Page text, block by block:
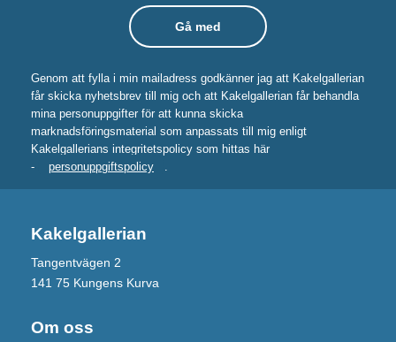
Genom att fylla i min mailadress godkänner jag att Kakelgallerian
får skicka nyhetsbrev till mig och att Kakelgallerian får behandla
mina personuppgifter för att kunna skicka
marknadsföringsmaterial som anpassats till mig enligt
Kakelgallerians integritetspolicy som hittas här
-
personuppgiftspolicy .
Kakelgallerian
Tangentvägen 2
141 75 Kungens Kurva
Om oss